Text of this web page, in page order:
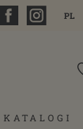
PL
KATALOGI